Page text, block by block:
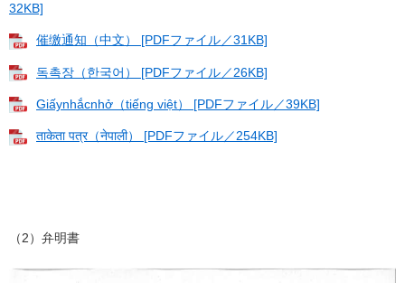
32KB]
催缴通知（中文） [PDFファイル／31KB]
독촉장（한국어） [PDFファイル／26KB]
Giấynhắcnhở（tiếng việt） [PDFファイル／39KB]
ताकेता पत्र（नेपाली） [PDFファイル／254KB]
（2）弁明書